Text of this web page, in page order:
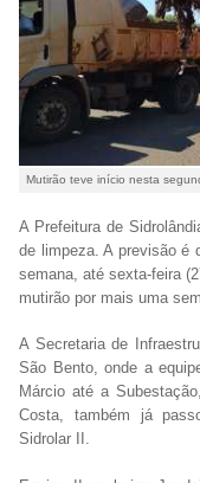
Mutirão teve início nesta
A Prefeitura de
de limpeza. A previsão é
semana, até sexta-feira
mutirão por mais uma
A Secretaria de
São Bento, onde a
Márcio até a
Costa, também já
Sidrolar II.